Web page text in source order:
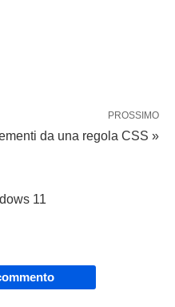
PROSSIMO
da una regola CSS »
11